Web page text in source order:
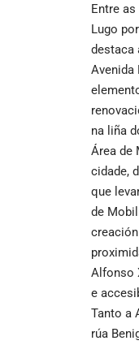
Entre
Lugo
destaca
Avenida
na liña
Área de
cidade,
que
de
Alfonso
e
Tanto a
rúa